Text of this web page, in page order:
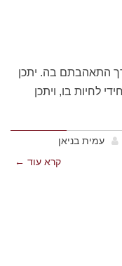
התאהבתם בה. יתכן
לחיות בו, ויתכן
עמית בניאן
קרא עוד ←